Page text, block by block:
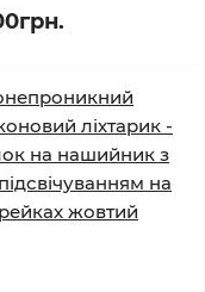
ліхтарик -
на нашийник з
на
жовтий